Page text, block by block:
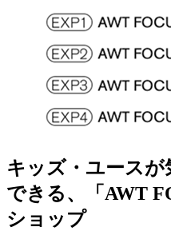
キッズ・ユース
できる、「AWT
ショップ